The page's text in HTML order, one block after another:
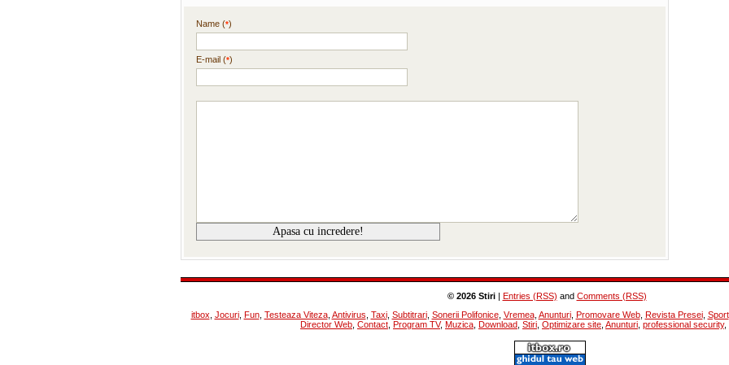
Name (*)
E-mail (*)
© 2026 Stiri| Entries (RSS) and Comments (RSS)
itbox Jocuri, Fun, Testeaza Viteza, Antivirus Taxi, Subtitrari, Sonerii Polifonice, Vremea, Anunturi, Promovare Web, Revista Presei, Sport,
Director Web Contact Program TV, Muzica Download Stiri Optimizare site Anunturi professional security,